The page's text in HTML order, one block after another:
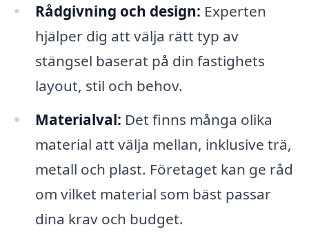
Rådgivning och design: Experten
hjälper dig att välja rätt typ av
stängsel baserat på din fastighets
layout, stil och behov.
Materialval: Det finns många olika
material att välja mellan, inklusive trä,
metall och plast. Företaget kan ge råd
om vilket material som bäst passar
dina krav och budget.